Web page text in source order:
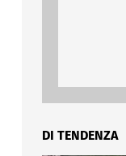
DI TENDENZA